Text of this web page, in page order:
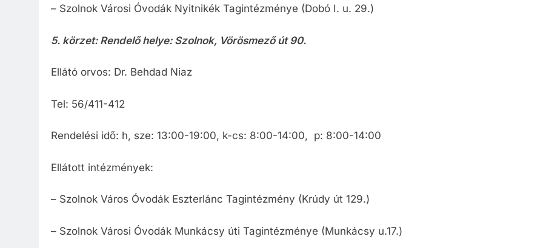
– Szolnok Városi Óvodák Nyitnikék Tagintézménye (Dobó I. u. 29.)
5. körzet: Rendelő helye: Szolnok, Vörösmező út 90.
Ellátó orvos: Dr. Behdad Niaz
Tel: 56/411-412
Rendelési idő: h, sze: 13:00-19:00, k-cs: 8:00-14:00, p: 8:00-14:00
Ellátott intézmények:
– Szolnok Város Óvodák Eszterlánc Tagintézmény (Krúdy út 129.)
– Szolnok Városi Óvodák Munkácsy úti Tagintézménye (Munkácsy u.17.)